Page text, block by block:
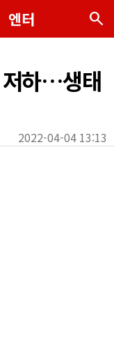
엔터 search
저하…생태
2022-04-04 13:13